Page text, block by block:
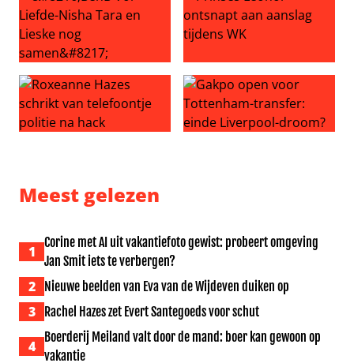
‘BenB Vol Liefde-Nisha Tara en Lieske nog samen’
Prinses Leonor ontsnapt
Meest gelezen
1
Corine met AI uit vakantiefoto gewist: probeert omgeving
Jan Smit iets te verbergen?
2 Nieuwe beelden van Eva van de Wijdeven duiken op
3 Rachel Hazes zet Evert Santegoeds voor schut
4
Boerderij Meiland valt door de mand: boer kan gewoon op
vakantie